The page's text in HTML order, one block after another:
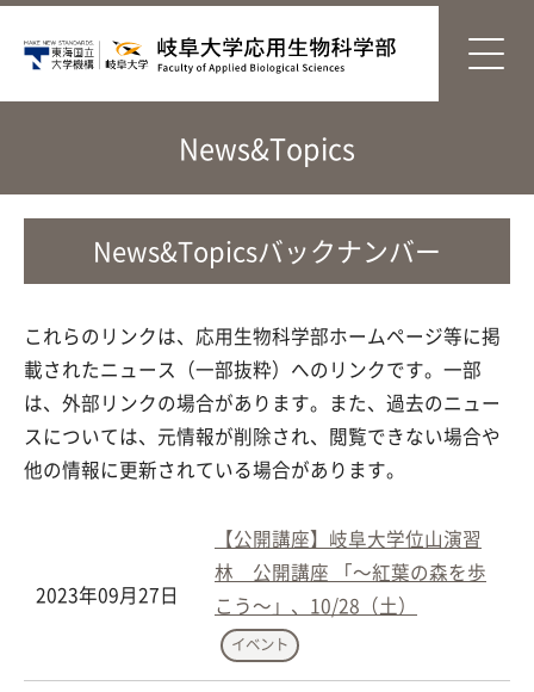
News&Topics
News&Topicsバックナンバー
これらのリンクは、応用生物科学部ホームページ等に掲
載されたニュース（一部抜粋）へのリンクです。一部
は、外部リンクの場合があります。また、過去のニュー
スについては、元情報が削除され、閲覧できない場合や
他の情報に更新されている場合があります。
2023年09月27日
【公開講座】岐阜大学位山演習
林 公開講座 「～紅葉の森を歩
こう～」、10/28（土）
イベント